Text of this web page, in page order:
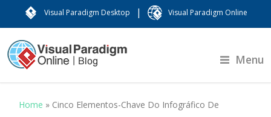
Visual Paradigm Desktop | Visual Paradigm Online
Menu
Home » Cinco Elementos-Chave Do Infográfico De